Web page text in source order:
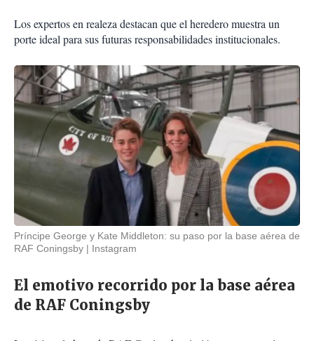
Los expertos en realeza destacan que el heredero muestra un
porte ideal para sus futuras responsabilidades institucionales.
Príncipe George y Kate Middleton: su paso por la base aérea de
RAF Coningsby
Instagram
El emotivo recorrido por la base aérea
de RAF Coningsby